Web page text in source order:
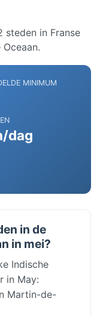
steden in Franse
MINIMUM
dag
in de
in mei?
Indische
in May:
Martin-de-